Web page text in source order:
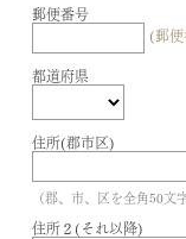
郵便番号
(郵
都道府県
住所(郡市区)
（郡、市、区を全角50文
住所２(それ以降)